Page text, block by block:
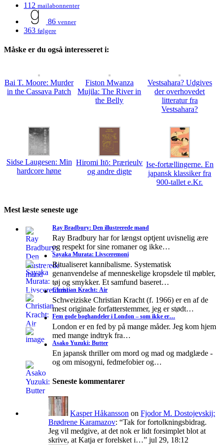
112 mailabonnenter
86 venner
363 følgere
Måske er du også interesseret i:
Bai T. Moore: Murder
in the Cassava Patch
Fiston Mwanza
Mujila: The River in
the Belly
Vestsahara? Udgives
der overhovedet
litteratur fra
Vestsahara?
Sidse Laugesen: Min
hardcore høne
Hiromi Itō: Prærieulv
og andre digte
Ise-fortællingerne. En
japansk klassiker fra
900-tallet e.Kr.
Mest læste seneste uge
Ray Bradbury: Den illustrerede mand
Ray Bradbury har for længst optjent uvisnelig ære
og respekt for sine romaner og ikke…
Sayaka Murata: Livsceremoni
Ritualiseret kannibalisme. Systematisk
genanvendelse af menneskelige kropsdele til møbler,
tøj og smykker. Et samfund baseret…
Christian Kracht: Air
Schweiziske Christian Kracht (f. 1966) er en af de
mest originale forfatterstemmer, jeg er stødt…
Fem gode boghandeler i London – som ikke er…
London er en fed by på mange måder. Jeg kom hjem
med mange indtryk fra…
Asako Yuzuki: Butter
En japansk thriller om mord og mad og madglæde -
og om misogyni, fedmefobier og…
Seneste kommentarer
Kasper Håkansson on Fjodor M. Dostojevskij:
Brødrene Karamazov: “Tak for fortolkningsbidrag.
Jeg vil medgive, at det nok er lidt forsimplet blot at
skrive, at Katja er forelsket i…” jul 29, 18:12